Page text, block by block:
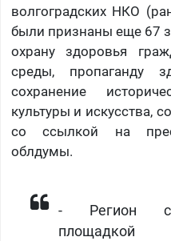
волгоградских НКО
были признаны еще 67
охрану здоровья
среды, пропаганду
сохранение
культуры и искусства,
со ссылкой на
облдумы.
- Регион
площадкой